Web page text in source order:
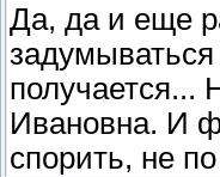
Да, да и еще
получается...
Ивановна. И
спорить, не